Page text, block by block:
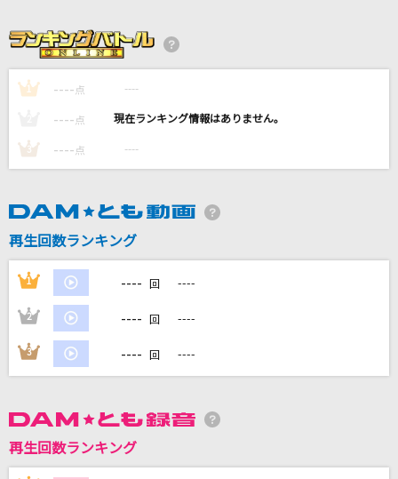
CHEMISTRY
プラネタリウム
ポスト春
乃木坂46
カラオケ最新情報をチェック！
1 ---- 点 ----
---- 点 ----
3 ---- 点 ----
再生回数ランキング
1 ---- 回 ----
2 ---- 回 ----
3 ---- 回 ----
再生回数ランキング